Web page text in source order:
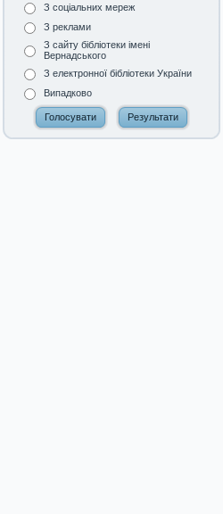
З соціальних мереж
З реклами
З сайту бібліотеки імені
Вернадського
З електронної бібліотеки України
Випадково